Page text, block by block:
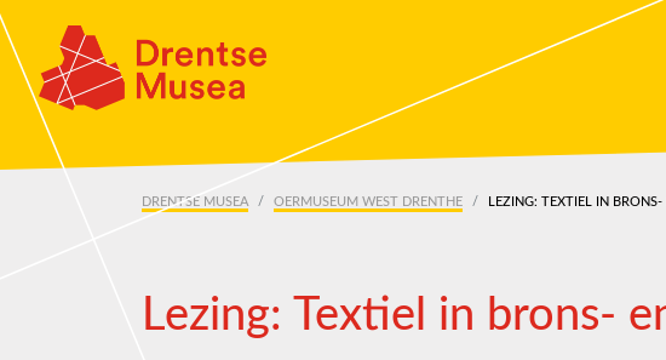
Skip navigation
DRENTSE MUSEA OERMUSEUM WEST DRENTHE LEZING: TEXTIEL IN BRONS-
Lezing: Textiel in brons-